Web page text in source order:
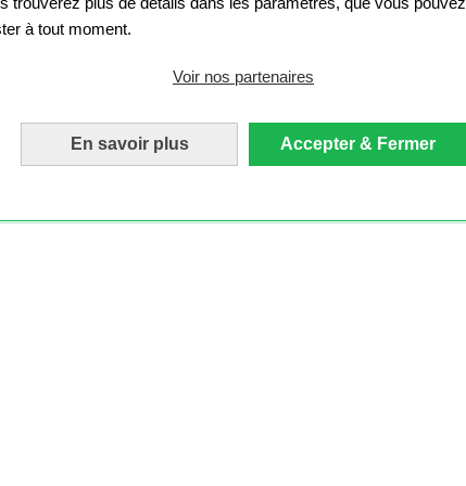
à tout moment.
Voir nos partenaires
En savoir plus Accepter & Fermer